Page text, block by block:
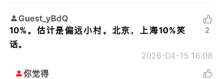
Guest_yBdQ
10%。估计是偏远小村。北京，上海10%笑
话。
2026-04-15 16:08
2
你觉得